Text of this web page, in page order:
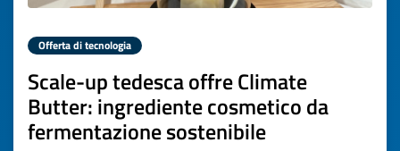
Offerta di tecnologia
Scale-up tedesca offre Climate
Butter: ingrediente cosmetico da
fermentazione sostenibile